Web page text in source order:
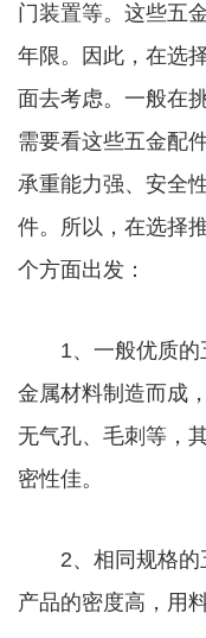
门装置等。这些五
年限。因此，在选
面去考虑。一般在
需要看这些五金配
承重能力强、安全
件。所以，在选择
个方面出发：
1、一般优质的
金属材料制造而成
无气孔、毛刺等，
密性佳。
2、相同规格的
产品的密度高，用